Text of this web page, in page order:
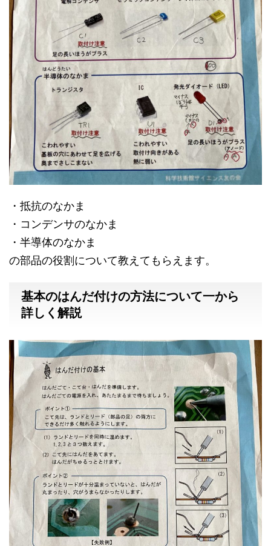
・抵抗のなかま
・コンデンサのなかま
・半導体のなかま
の部品の役割について教えてもらえます。
基本のはんだ付けの方法について一から
詳しく解説